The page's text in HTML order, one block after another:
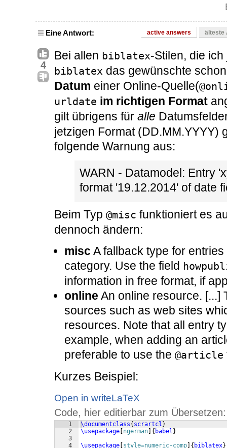
Eine Antwort: active answers älteste
4
Bei allen biblatex-Stilen, die
biblatex das gewünschte
Datum einer Online-Quelle(
urldate im richtigen Format
gilt übrigens für alle
jetzigen Format (DD.MM.YYYY)
folgende Warnung aus:
WARN - Datamodel: Entry
format '19.12.2014' of date
Beim Typ @misc funktioniert es
dennoch ändern:
misc A fallback type for
category. Use the field
information in free format, if
online An online resource. [...]
sources such as web sites
resources. Note that all entry
example, when adding an
preferable to use the @article
Kurzes Beispiel:
Open in writeLaTeX
Code, hier editierbar zum Übersetzen:
1
2
3
4
\documentclass{ scrartcl }
\usepackage ngerman { babel }
\usepackage style=numeric-comp { biblatex}